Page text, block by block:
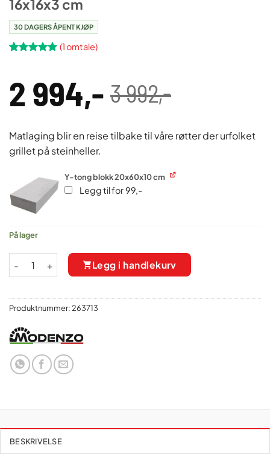
16x16x3 cm
30 DAGERS ÅPENT KJØP
kundevurdering
(1omtale)
2 994,- 3 992,-
Opprinnelig
var:
3
992,00 .
Nåværende
er:
2
994,00 .
Matlaging blir en reise tilbake til våre røtter der urfolket
grillet på steinheller.
Y-tong blokk 20x60x10 cm
Legg til for99,-
På lager
Pakkedeal 8 pk. BBQ Lavastein 16x16x3 cm antall
Legg i handlekurv
Produktnummer:263713
BESKRIVELSE